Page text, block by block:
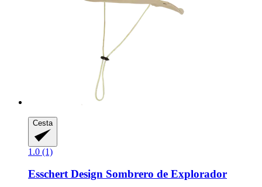
Cesta
1.0 (1)
Esschert Design Sombrero de Explorador